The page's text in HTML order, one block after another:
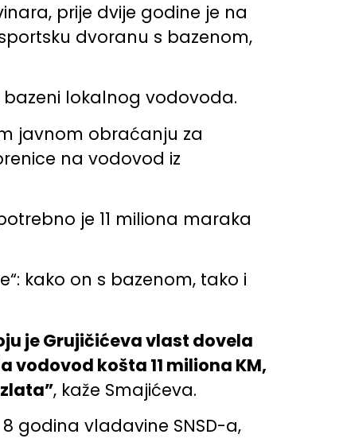
prije dvije godine je na
dvoranu s bazenom,
bazeni lokalnog vodovoda.
javnom obraćanju za
na vodovod iz
je 11 miliona maraka
kako on s bazenom, tako i
je Grujičićeva vlast dovela
košta 11 miliona KM,
, kaže Smajićeva.
godina vladavine SNSD-a,